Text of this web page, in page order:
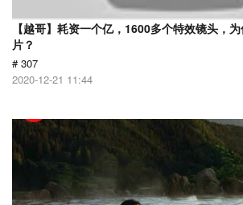
【越哥】耗资一个亿，1600多个特效镜头，
片？
# 307
2020-12-21 11:44